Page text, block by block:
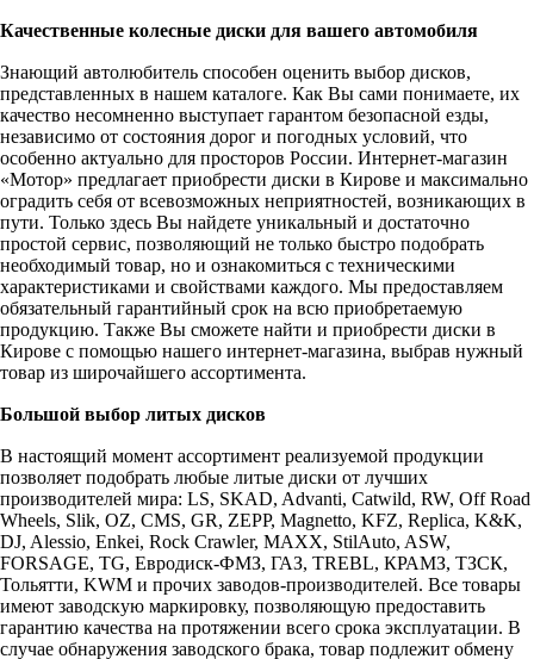
Качественные колесные диски для вашего автомобиля
Знающий автолюбитель способен оценить выбор дисков,
представленных в нашем каталоге. Как Вы сами понимаете, их
качество несомненно выступает гарантом безопасной езды,
независимо от состояния дорог и погодных условий, что
особенно актуально для просторов России. Интернет-магазин
«Мотор» предлагает приобрести диски в Кирове и максимально
оградить себя от всевозможных неприятностей, возникающих в
пути. Только здесь Вы найдете уникальный и достаточно
простой сервис, позволяющий не только быстро подобрать
необходимый товар, но и ознакомиться с техническими
характеристиками и свойствами каждого. Мы предоставляем
обязательный гарантийный срок на всю приобретаемую
продукцию. Также Вы сможете найти и приобрести диски в
Кирове с помощью нашего интернет-магазина, выбрав нужный
товар из широчайшего ассортимента.
Большой выбор литых дисков
В настоящий момент ассортимент реализуемой продукции
позволяет подобрать любые литые диски от лучших
производителей мира: LS, SKAD, Advanti, Catwild, RW, Off Road
Wheels, Slik, OZ, CMS, GR, ZEPP, Magnetto, KFZ, Replica, K&K,
DJ, Alessio, Enkei, Rock Crawler, MAXX, StilAuto, ASW,
FORSAGE, TG, Евродиск-ФМЗ, ГАЗ, TREBL, КРАМЗ, ТЗСК,
Тольятти, KWM и прочих заводов-производителей. Все товары
имеют заводскую маркировку, позволяющую предоставить
гарантию качества на протяжении всего срока эксплуатации. В
случае обнаружения заводского брака, товар подлежит обмену